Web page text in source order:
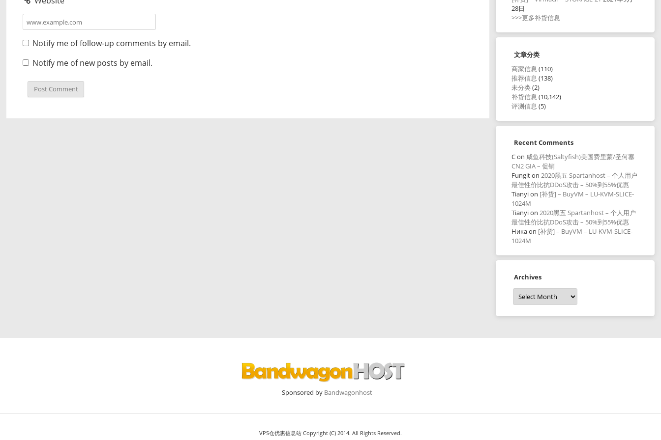
Notify me of follow-up comments by email.
Notify me of new posts by email.
28日
>>>更多补货信息
文章分类
商家信息 (110)
推荐信息 (138)
未分类(2)
补货信息 (10,142)
评测信息 (5)
Recent Comments
Con 咸鱼科技(Saltyfish)美国费里蒙/圣何塞
CN2 GIA – 促销
Fungiton2020黑五 Spartanhost – 个人用户
最佳性价比抗DDoS攻击 – 50%到55%优惠
Tianyion [补货] – BuyVM – LU-KVM-SLICE-
1024M
Tianyion2020黑五 Spartanhost – 个人用户
最佳性价比抗DDoS攻击 – 50%到55%优惠
Никаon [补货] – BuyVM – LU-KVM-SLICE-
1024M
Archives
Archives
Sponsored by Bandwagonhost
VPS仓优惠信息站 Copyright (C) 2014. All Rights Reserved.